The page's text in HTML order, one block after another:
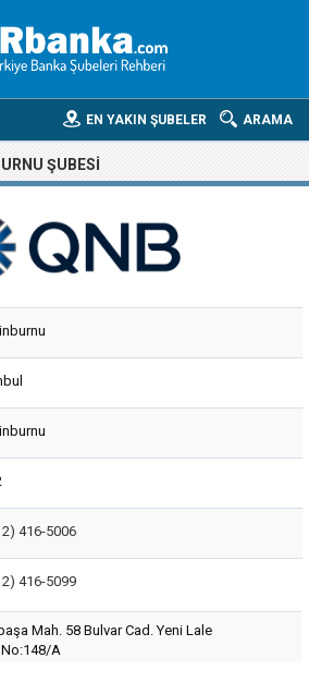
ARAMA
EN YAKIN ŞUBELER
ŞUBESI
416-5006
416-5099
Mah. 58 Bulvar Cad. Yeni Lale
A